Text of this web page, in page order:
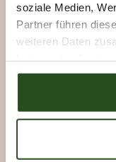
soziale Medien,
Partner führen
weiteren Daten
gesammelt haben.
sind die vier
Bronromme und
vermieten, in den
350 m².